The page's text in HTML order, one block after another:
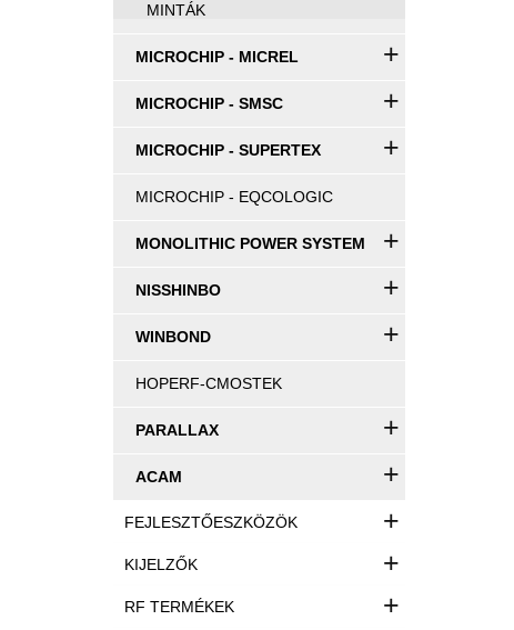
MINTÁK
MICROCHIP - MICREL +
MICROCHIP - SMSC +
MICROCHIP - SUPERTEX +
MICROCHIP - EQCOLOGIC
MONOLITHIC POWER SYSTEM +
NISSHINBO +
WINBOND +
HOPERF-CMOSTEK
PARALLAX +
ACAM +
FEJLESZTŐESZKÖZÖK +
KIJELZŐK +
RF TERMÉKEK +